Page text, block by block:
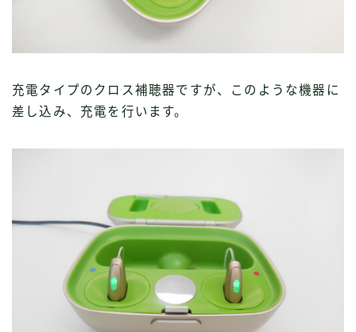
充電タイプのクロス補聴器ですが、このような機器に
差し込み、充電を行います。